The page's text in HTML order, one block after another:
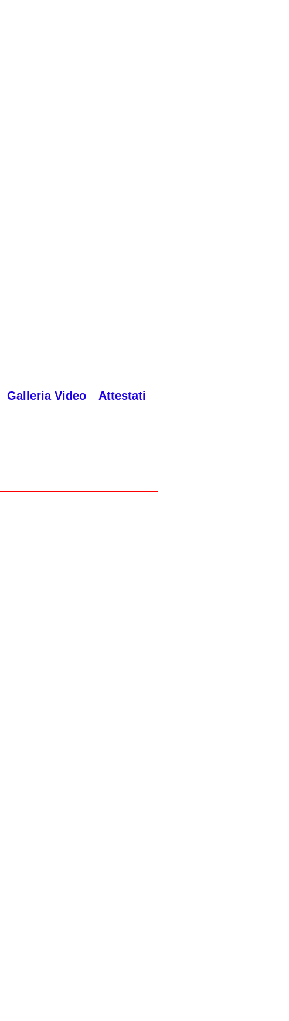
Galleria Video Attestati